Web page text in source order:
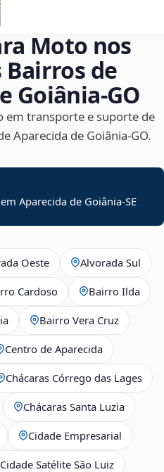
Moto nos
de
Goiânia‑GO
em transporte e suporte de
Aparecida de Goiânia‑GO.
emAparecida de Goiânia-SE
Oeste Alvorada Sul
Cardoso Bairro Ilda
Bairro Vera Cruz
Centro de Aparecida
Chácaras Córrego das Lages
Chácaras Santa Luzia
Cidade Empresarial
Cidade Satélite São Luiz